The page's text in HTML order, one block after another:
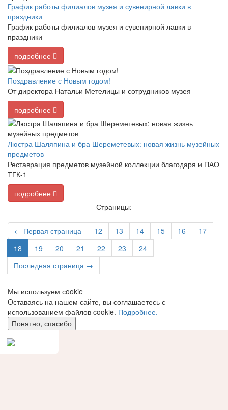
График работы филиалов музея и сувенирной лавки в
праздники
График работы филиалов музея и сувенирной лавки в
праздники
подробнее
Поздравление с Новым годом!
От директора Натальи Метелицы и сотрудников музея
подробнее
Люстра Шаляпина и бра Шереметевых: новая жизнь музейных
предметов
Реставрация предметов музейной коллекции благодаря и ПАО
ТГК-1
подробнее
Страницы:
← Первая страница 12 13 14 15 16
17
18
19 20 21 22 23
24
Последняя страница →
Мы используем сookie
Оставаясь на нашем сайте, вы соглашаетесь с
использованием файлов cookie. Подробнее.
Понятно, спасибо